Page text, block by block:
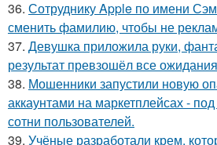
36. Сотруднику Apple по имени
сменить фамилию, чтобы не
37. Девушка приложила руки,
результат превзошёл все
38. Мошенники запустили новую
аккаунтами на маркетплейсах -
сотни пользователей.
39. Учёные разработали крем,